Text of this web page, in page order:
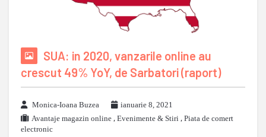
SUA: in 2020, vanzarile online au
crescut 49% YoY, de Sarbatori (raport)
Monica-Ioana Buzea
ianuarie 8, 2021
Avantaje magazin online , Evenimente & Stiri , Piata de comert
electronic